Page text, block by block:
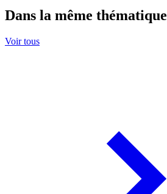
Dans la même thématique
Voir tous